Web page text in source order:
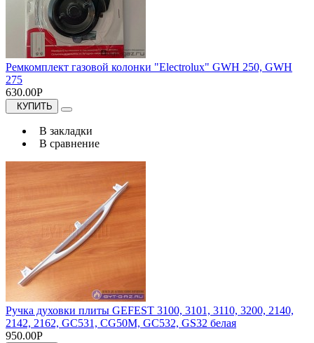
Ремкомплект газовой колонки "Electrolux" GWH 250, GWH
275
630.00Р
КУПИТЬ
В закладки
В сравнение
Ручка духовки плиты GEFEST 3100, 3101, 3110, 3200, 2140,
2142, 2162, GC531, CG50M, GC532, GS32 белая
950.00Р